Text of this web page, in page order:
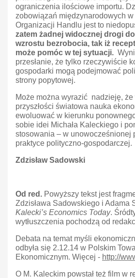
ograniczenia ilościowe importu.
zobowiązań międzynarodowych
Organizacji Handlu jest to
zatem żadnej widocznej drogi
wzrostu bezrobocia, tak iż
może pomóc w tej sytuacji.
przesłanie, że tylko rzeczywiście
gospodarki mogą podejmować
strony popytowej.
Może można wyrazić nadzieję,
przyszłości światowa nauka
ewoluować w kierunku
sobie idei Michała Kaleckiego i
stosowania – w unowocześnionej
praktyce polityczno-gospodarczej.
Zdzisław Sadowski
Od red. Powyższy tekst jest
Zdzisława Sadowskiego i Adama
Kalecki’s Economics Today.
wytłuszczenia pochodzą od
Debata na temat myśli
odbyła się 2.12.14 w Polskim
Ekonomicznym. Więcej - http://
O M. Kaleckim powstał też film w